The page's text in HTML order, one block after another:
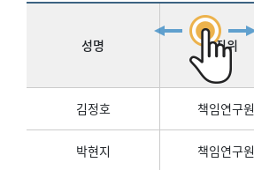
성명
직위
김정호 책임연구원
박현지 책임연구원